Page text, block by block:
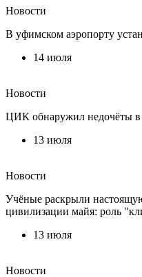
Новости
В уфимском аэропорту
14 июля
Новости
ЦИК обнаружил недочёты в
13 июля
Новости
Учёные раскрыли
цивилизации майя: роль
13 июля
Новости